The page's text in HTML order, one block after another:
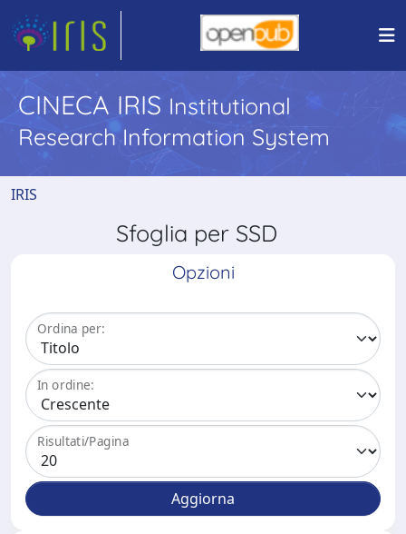
CINECA IRIS Institutional
Research Information System
IRIS
Sfoglia per SSD
Opzioni
Ordina per:
In ordine:
Risultati/Pagina